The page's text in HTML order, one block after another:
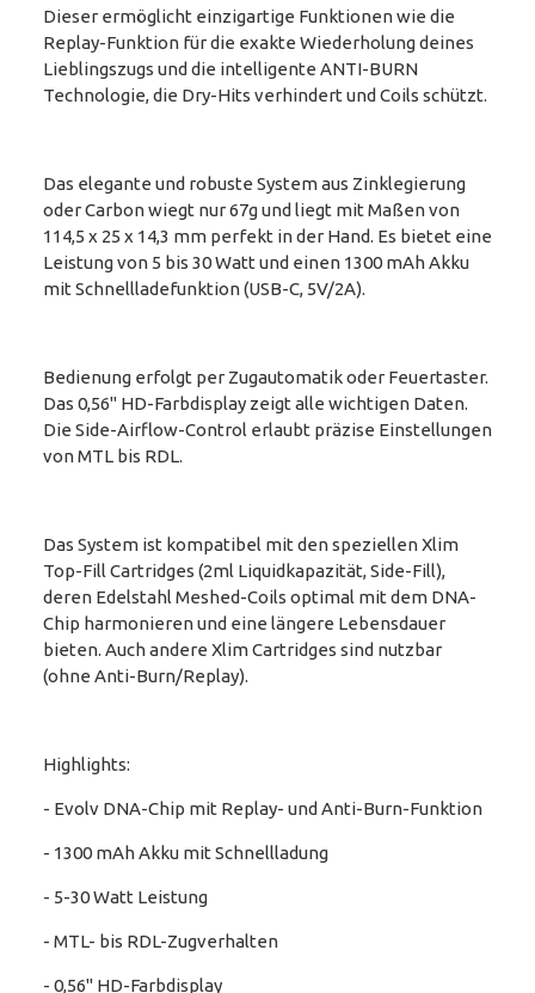
Dieser ermöglicht einzigartige Funktionen wie die
Replay-Funktion für die exakte Wiederholung deines
Lieblingszugs und die intelligente ANTI-BURN
Technologie, die Dry-Hits verhindert und Coils schützt.
Das elegante und robuste System aus Zinklegierung
oder Carbon wiegt nur 67g und liegt mit Maßen von
114,5 x 25 x 14,3 mm perfekt in der Hand. Es bietet eine
Leistung von 5 bis 30 Watt und einen 1300 mAh Akku
mit Schnellladefunktion (USB-C, 5V/2A).
Bedienung erfolgt per Zugautomatik oder Feuertaster.
Das 0,56" HD-Farbdisplay zeigt alle wichtigen Daten.
Die Side-Airflow-Control erlaubt präzise Einstellungen
von MTL bis RDL.
Das System ist kompatibel mit den speziellen Xlim
Top-Fill Cartridges (2ml Liquidkapazität, Side-Fill),
deren Edelstahl Meshed-Coils optimal mit dem DNA-
Chip harmonieren und eine längere Lebensdauer
bieten. Auch andere Xlim Cartridges sind nutzbar
(ohne Anti-Burn/Replay).
Highlights:
- Evolv DNA-Chip mit Replay- und Anti-Burn-Funktion
- 1300 mAh Akku mit Schnellladung
- 5-30 Watt Leistung
- MTL- bis RDL-Zugverhalten
- 0,56" HD-Farbdisplay